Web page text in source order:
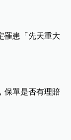
罹患「先天重大
保單是否有理賠